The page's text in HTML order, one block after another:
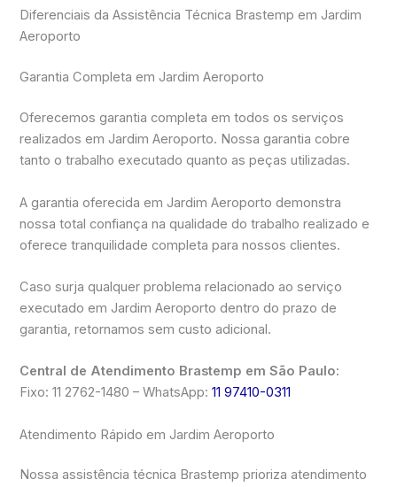
Diferenciais da Assistência Técnica Brastemp em Jardim
Aeroporto
Garantia Completa em Jardim Aeroporto
Oferecemos garantia completa em todos os serviços
realizados em Jardim Aeroporto. Nossa garantia cobre
tanto o trabalho executado quanto as peças utilizadas.
A garantia oferecida em Jardim Aeroporto demonstra
nossa total confiança na qualidade do trabalho realizado e
oferece tranquilidade completa para nossos clientes.
Caso surja qualquer problema relacionado ao serviço
executado em Jardim Aeroporto dentro do prazo de
garantia, retornamos sem custo adicional.
Central de Atendimento Brastemp em São Paulo:
Fixo: 11 2762-1480 – WhatsApp:11 97410-0311
Atendimento Rápido em Jardim Aeroporto
Nossa assistência técnica Brastemp prioriza atendimento